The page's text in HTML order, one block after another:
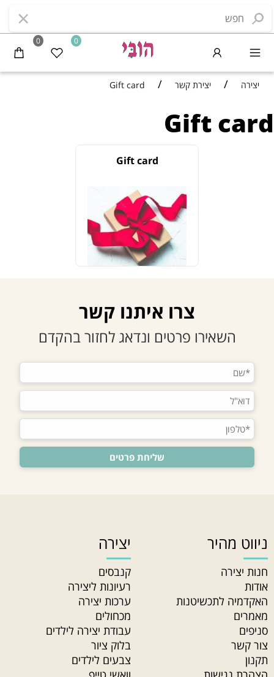
0 0
יצירה / יצירת קשר /
Gift card
Gift card
Gift card
צרו איתנו קשר
השאירו פרטים ונדאג לחזור בהקדם
ניווט מהיר
חנות יצירה
אודות
האקדמיה לתכשיטנות
מאמרים
סניפים
צור קשר
תקנון
יצירה
קנבסים
רעיונות ליצירה
ערכות יצירה
מכחולים
עבודת יצירה לילדים
בלוק ציור
צבעים לילדים